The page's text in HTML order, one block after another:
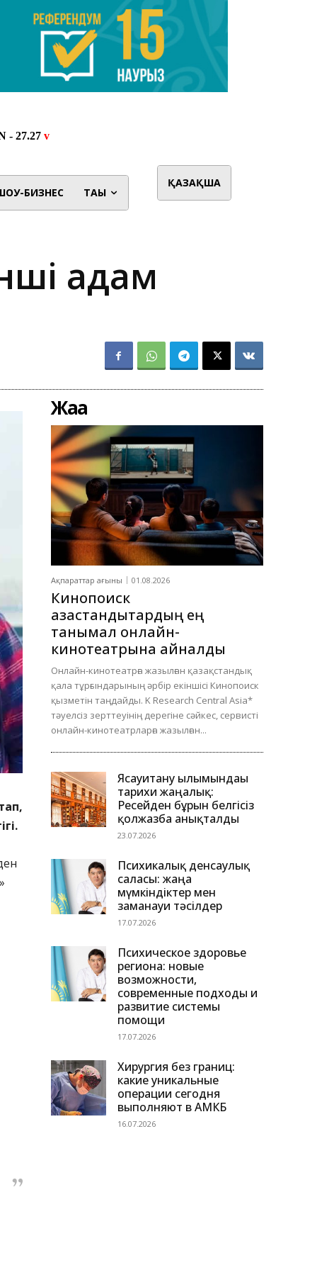
БИЗНЕС ТАҒЫ
ҚАЗАҚША
адам
Жаңа
Ақпараттар ағыны 01.08.2026
Кинопоиск
қазақстандықтардың ең
танымал онлайн-
кинотеатрына айналды
Онлайн-кинотеатрға жазылған қазақстандық
қала тұрғындарының әрбір екіншісі Кинопоиск
қызметін таңдайды. K Research Central Asia*
тәуелсіз зерттеуінің дерегіне сәйкес, сервисті
онлайн-кинотеатрларға жазылған...
Ясауитану ғылымындағы
тарихи жаңалық:
Ресейден бұрын белгісіз
қолжазба анықталды
23.07.2026
Психикалық денсаулық
саласы: жаңа
мүмкіндіктер мен
заманауи тәсілдер
17.07.2026
Психическое здоровье
региона: новые
возможности,
современные подходы и
развитие системы
помощи
17.07.2026
Хирургия без границ:
какие уникальные
операции сегодня
выполняют в АМКБ
16.07.2026